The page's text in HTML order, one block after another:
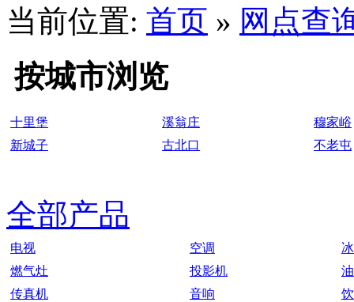
当前位置: 首页 » 网点查
按城市浏览
十里堡 溪翁庄
穆家峪
新城子
古北口 不老屯
全部产品
电视 空调
燃气灶
投影机
传真机
音响